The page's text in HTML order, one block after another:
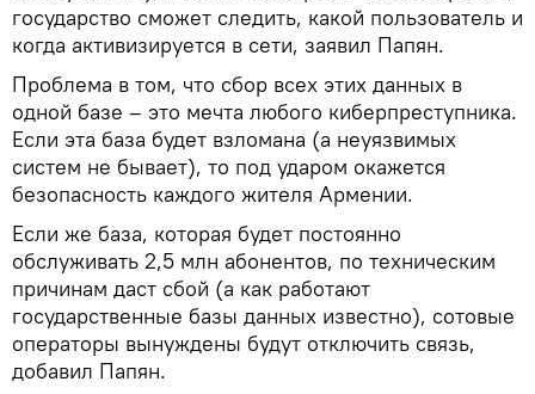
государство сможет следить, какой пользователь и
когда активизируется в сети, заявил Папян.
Проблема в том, что сбор всех этих данных в
одной базе – это мечта любого киберпреступника.
Если эта база будет взломана (а неуязвимых
систем не бывает), то под ударом окажется
безопасность каждого жителя Армении.
Если же база, которая будет постоянно
обслуживать 2,5 млн абонентов, по техническим
причинам даст сбой (а как работают
государственные базы данных известно), сотовые
операторы вынуждены будут отключить связь,
добавил Папян.